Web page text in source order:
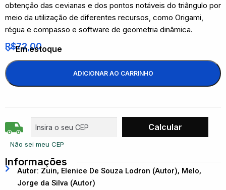
obtenção das cevianas e dos pontos notáveis do triângulo por
meio da utilização de diferentes recursos, como Origami,
régua e compasso e software de geometria dinâmica.
R$72,00
Em estoque
ADICIONAR AO CARRINHO
Não sei meu CEP
Informações
Autor: Zuin, Elenice De Souza Lodron (Autor), Melo,
Jorge da Silva (Autor)